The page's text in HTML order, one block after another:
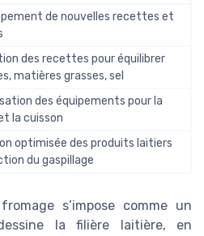
de nouvelles recettes et
des recettes pour équilibrer
matières grasses, sel
des équipements pour la
la cuisson
optimisée des produits laitiers
du gaspillage
s’impose comme un
la filière laitière, en